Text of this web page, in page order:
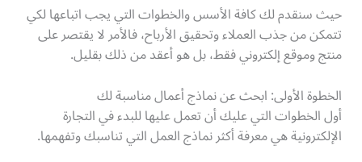
حيث سنقدم لك كافة الأسس والخطوات التي يجب اتباعها لكي
تتمكن من جذب العملاء وتحقيق الأرباح، فالأمر لا يقتصر على
منتج وموقع إلكتروني فقط، بل هو أعقد من ذلك بقليل.
الخطوة الأولى: ابحث عن نماذج أعمال مناسبة لك
أول الخطوات التي عليك أن تعمل عليها للبدء في التجارة
الإلكترونية هي معرفة أكثر نماذج العمل التي تناسبك وتفهمها.